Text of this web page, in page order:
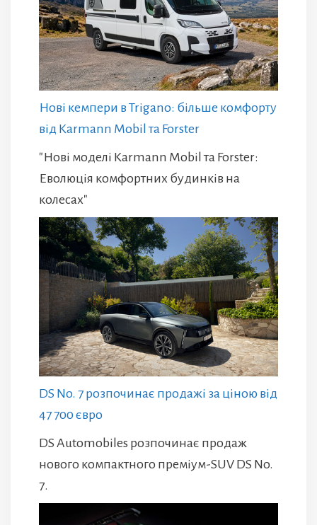
Нові кемпери в Trigano: більше комфорту
від Karmann Mobil та Forster
"Нові моделі Karmann Mobil та Forster:
Еволюція комфортних будинків на
колесах"
DS No. 7 розпочинає продажі за ціною від
47 700 євро
DS Automobiles розпочинає продаж
нового компактного преміум-SUV DS No.
7.